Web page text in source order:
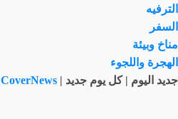
الترفيه
السفر
مناخ وبيئة
الهجرة واللجوء
جديد اليوم | كل يوم جديد |
CoverNews